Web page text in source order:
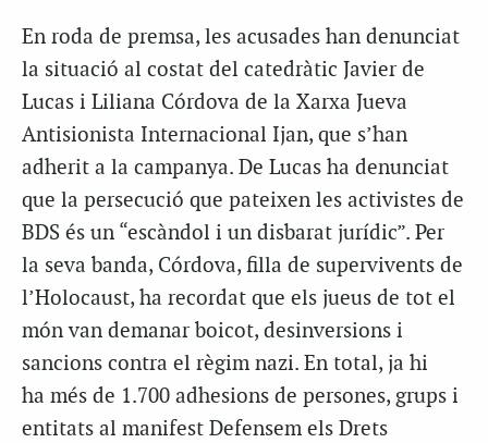
En roda de premsa, les acusades han denunciat
la situació al costat del catedràtic Javier de
Lucas i Liliana Córdova de la Xarxa Jueva
Antisionista Internacional Ijan, que s’han
adherit a la campanya. De Lucas ha denunciat
que la persecució que pateixen les activistes de
BDS és un “escàndol i un disbarat jurídic”. Per
la seva banda, Córdova, filla de supervivents de
l’Holocaust, ha recordat que els jueus de tot el
món van demanar boicot, desinversions i
sancions contra el règim nazi. En total, ja hi
ha més de 1.700 adhesions de persones, grups i
entitats al manifest Defensem els Drets